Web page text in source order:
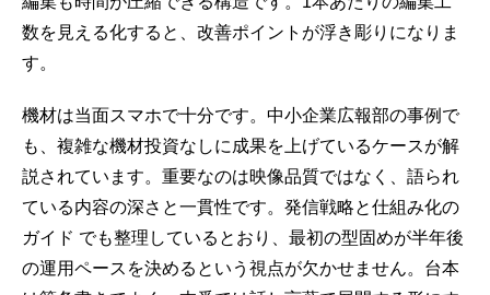
数を見える化すると、改善ポイントが浮き彫りになりま
す。
機材は当面スマホで十分です。中小企業広報部の事例で
も、複雑な機材投資なしに成果を上げているケースが解
説されています。重要なのは映像品質ではなく、語られ
ている内容の深さと一貫性です。 発信戦略と仕組み化の
ガイド でも整理しているとおり、最初の型固めが半年後
の運用ペースを決めるという視点が欠かせません。台本